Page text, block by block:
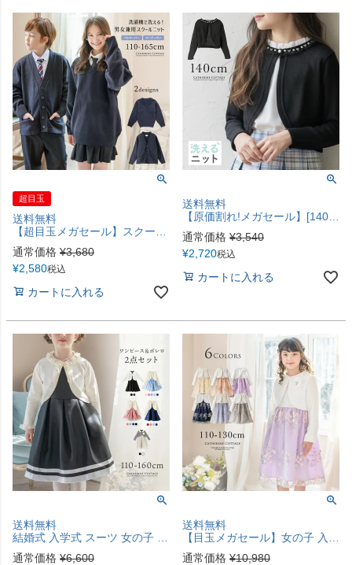
超目玉
送料無料
【超目玉メガセール】スクールカーディガン スクールプルオーバーニット 紺 男女兼用 アクリル ニット アウター カーデ・パーカー フォーマル スクールニット ボレロ・カーデ キャサリンコテージ TAK
通常価格 ¥3,680
¥2,580税込
カートに入れる
送料無料
【原価割れ!メガセール】[140cm,黒のみ] ショート丈 上品ニットボレロカーディガン TAK
通常価格 ¥3,540
¥2,720税込
カートに入れる
送料無料
結婚式 入学式 スーツ 女の子 ワンピース+ニットボレロセット ドレス フォーマル コーデセット 女子キッズ キャサリンコテージ 110cm 120cm 130cm 140cm TAK
通常価格 ¥6,600
送料無料
【目玉メガセール】女の子 入学式スーツ 白ツイードボレロ＆花刺繍チュールレースワンピース セットアップ フォーマル 女子スーツ ２点セット TAK
通常価格 ¥10,980